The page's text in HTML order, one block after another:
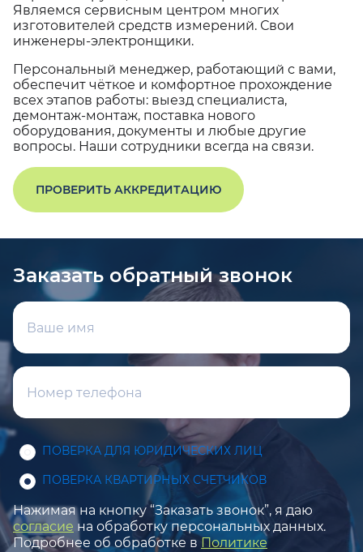
Являемся сервисным центром многих
изготовителей средств измерений. Свои
инженеры-электронщики.
Персональный менеджер, работающий с вами,
обеспечит чёткое и комфортное прохождение
всех этапов работы: выезд специалиста,
демонтаж-монтаж, поставка нового
оборудования, документы и любые другие
вопросы. Наши сотрудники всегда на связи.
ПРОВЕРИТЬ АККРЕДИТАЦИЮ
Заказать обратный звонок
ПОВЕРКА ДЛЯ ЮРИДИЧЕСКИХ ЛИЦ
ПОВЕРКА КВАРТИРНЫХ СЧЕТЧИКОВ
Нажимая на кнопку “Заказать звонок”, я даю
согласие на обработку персональных данных.
Подробнее об обработке в Политике